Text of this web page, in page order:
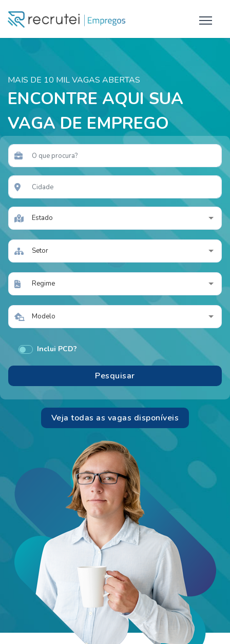
MAIS DE 10 MIL VAGAS ABERTAS
ENCONTRE AQUI SUA
VAGA DE EMPREGO
Estado
Setor
Regime
Modelo
Inclui PCD?
Veja todas as vagas disponíveis